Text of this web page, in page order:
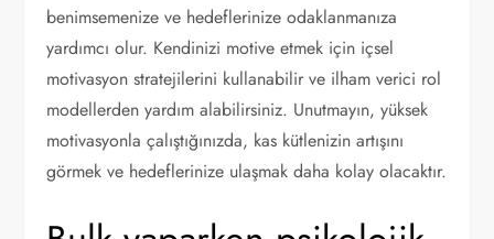
benimsemenize ve hedeflerinize odaklanmanıza
yardımcı olur. Kendinizi motive etmek için içsel
motivasyon stratejilerini kullanabilir ve ilham verici rol
modellerden yardım alabilirsiniz. Unutmayın, yüksek
motivasyonla çalıştığınızda, kas kütlenizin artışını
görmek ve hedeflerinize ulaşmak daha kolay olacaktır.